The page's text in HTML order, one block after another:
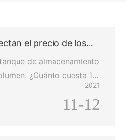
el precio de los
FRP
de almacenamiento
¿Cuánto cuesta 1
consecuencia, el volumen
también es más alto.
2021
11-12